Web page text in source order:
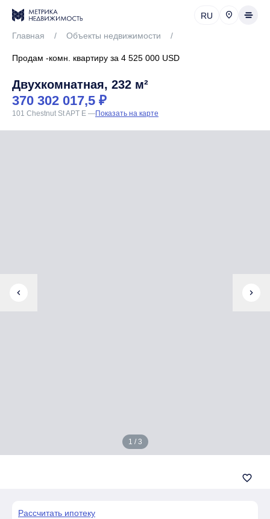
RU
Главная / Объекты недвижимости /
Продам -комн. квартиру за 4 525 000 USD
Двухкомнатная, 232 м²
370 302 017,5 ₽
101 Chestnut St APT E —Показать на карте
chevron_left chevron_right
1 / 3
favorite_border
Рассчитать ипотеку